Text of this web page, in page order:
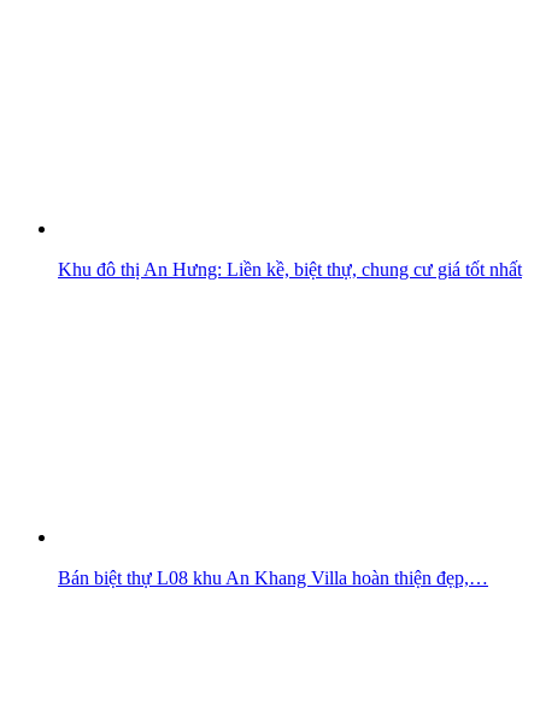
Khu đô thị An Hưng: Liền kề, biệt thự, chung cư giá tốt nhất
Bán biệt thự L08 khu An Khang Villa hoàn thiện đẹp,…